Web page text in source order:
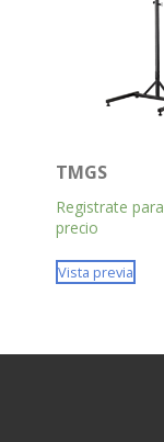
TMGS
Registrate
precio
Vista previa